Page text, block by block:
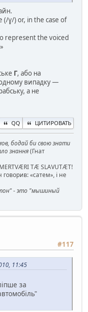
ɣ/) or, in the case of
Г, або на
випадку —
а не
QQ ЦИТИРОВАТЬ
бодай би свою знати
знання(Гнат
TÆ SLAVUTÆT!
«сатем», і не
- это "мышиный
#117
11:45
за